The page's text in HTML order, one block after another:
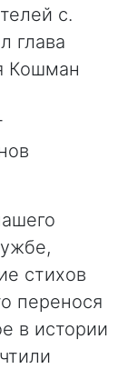
с.
глава
Кошман
стихов
перенося
в истории